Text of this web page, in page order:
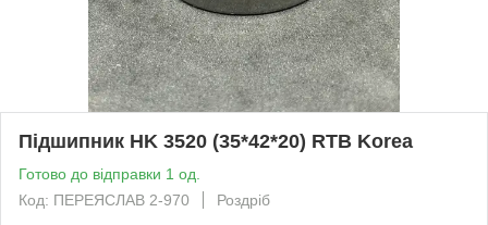
Підшипник HK 3520 (35*42*20) RTB Korea
Готово до відправки 1 од.
Код: ПЕРЕЯСЛАВ 2-970
Роздріб